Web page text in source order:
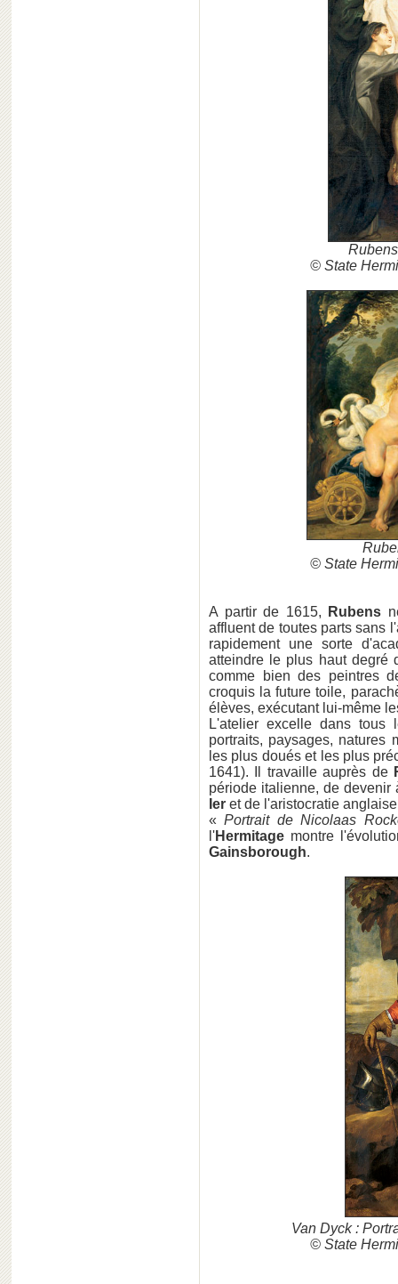
© State
© State
A partir de 1615, Rubens
affluent de toutes parts sans
rapidement une sorte
atteindre le plus haut degré
comme bien des peintres
croquis la future toile,
élèves, exécutant lui-même
L'atelier excelle dans tous
portraits, paysages, natures
les plus doués et les plus
1641). Il travaille auprès de
période italienne, de devenir
Ier et de l'aristocratie
«Portrait de Nicolaas
l'Hermitage montre
Gainsborough.
Van Dyck :
© State